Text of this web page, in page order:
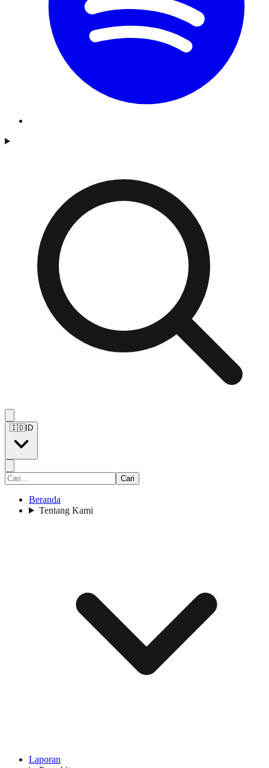
🇮🇩ID
Cari
Beranda
Tentang Kami
Laporan